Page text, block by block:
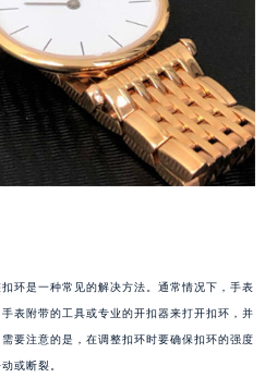
环是一种常见的解决方法。通常情况下，手表
表附带的工具或专业的开扣器来打开扣环，并
要注意的是，在调整扣环时要确保扣环的强度
或断裂。